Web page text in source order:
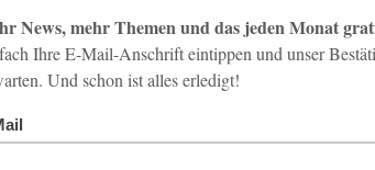
Kennen Sie die weltweit
teuersten Hotelmetropolen?
Zürich zählt neben Genf nach wie vor zu den zehn